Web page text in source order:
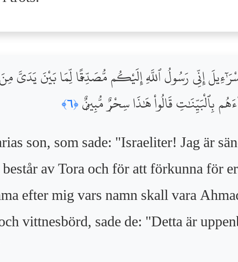
إِنِّى رَسُولُ ٱللَّهِ إِلَيْكُم مُّصَدِّقًۭا لِّمَا بَيْنَ يَدَىَّ مِنَ
بِٱلْبَيِّنَٰتِ قَالُواْ هَٰذَا سِحْرٌۭ مُّبِينٌۭ ﴿٦﴾
son, som sade: "Israeliter! Jag är
av Tora och för att förkunna för
efter mig vars namn skall vara
vittnesbörd, sade de: "Detta är